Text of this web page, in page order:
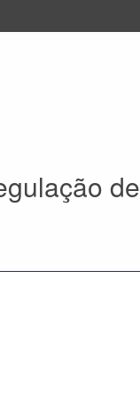
de